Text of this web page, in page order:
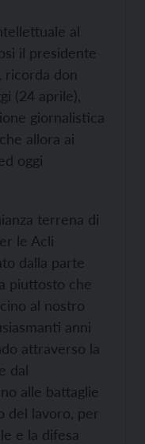
al
il presidente
ricorda don
(24 aprile),
giornalistica
allora ai
oggi
terrena di
le Acli
dalla parte
piuttosto che
al nostro
anni
attraverso la
dal
alle battaglie
del lavoro, per
e la difesa